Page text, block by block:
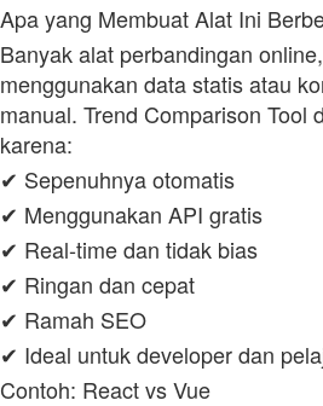
Apa yang Membuat Alat Ini
Banyak alat perbandingan
menggunakan data statis atau
manual. Trend Comparison Tool
karena:
✔ Sepenuhnya otomatis
✔ Menggunakan API gratis
✔ Real‑time dan tidak bias
✔ Ringan dan cepat
✔ Ramah SEO
✔ Ideal untuk developer dan
Contoh: React vs Vue